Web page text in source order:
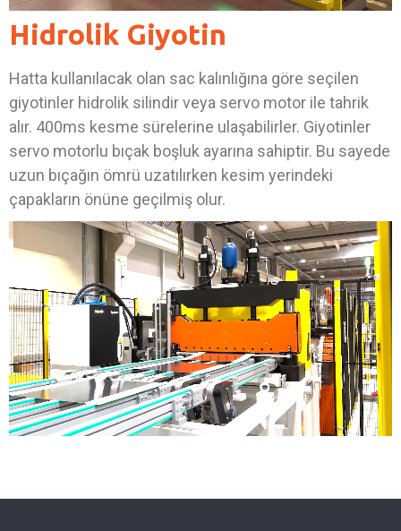
Hidrolik Giyotin
Hatta kullanılacak olan sac kalınlığına göre seçilen
giyotinler hidrolik silindir veya servo motor ile tahrik
alır. 400ms kesme sürelerine ulaşabilirler. Giyotinler
servo motorlu bıçak boşluk ayarına sahiptir. Bu sayede
uzun bıçağın ömrü uzatılırken kesim yerindeki
çapakların önüne geçilmiş olur.